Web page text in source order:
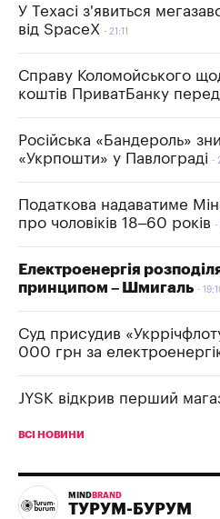
У Техасі з'явиться
від SpaceX
21:11
Справу Коломойського
коштів ПриватБанку
Російська «Бандероль»
«Укрпошти» у Павлограді
Податкова надаватиме
про чоловіків 18–60 років
Електроенергія
принципом – Шмигаль
Суд присудив
000 грн за
JYSK відкрив перший
ВСІ НОВИНИ
MIND BRAND
ТУРУМ-БУРУМ